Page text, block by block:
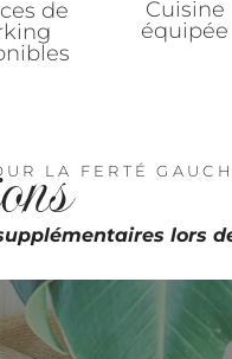
de
Cuisine
équipée
LA FERTÉ
lors